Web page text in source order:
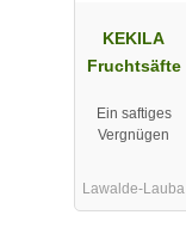
KEKILA
Fruchtsäfte
Ein saftiges
Vergnügen
Lawalde-Lauba